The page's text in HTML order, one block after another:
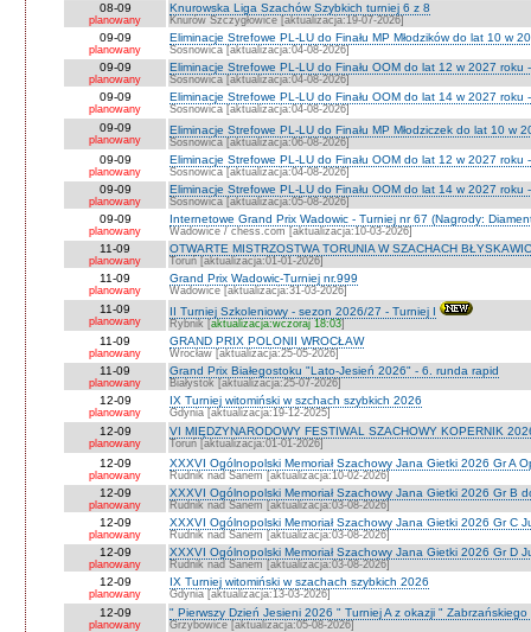
08-09
planowany
Knurowska Liga Szachów Szybkich turniej 6 z 8
Knurów Szczygłowice [aktualizacja:19-07-2026]
09-09
planowany
Eliminacje Strefowe PL-LU do Finału MP Młodzików do lat 10 w
Sosnowica [aktualizacja:04-08-2026]
09-09
planowany
Eliminacje Strefowe PL-LU do Finału OOM do lat 12 w 2027 roku
Sosnowica [aktualizacja:04-08-2026]
09-09
planowany
Eliminacje Strefowe PL-LU do Finału OOM do lat 14 w 2027 roku
Sosnowica [aktualizacja:04-08-2026]
09-09
planowany
Eliminacje Strefowe PL-LU do Finału MP Młodziczek do lat 10 w
Sosnowica [aktualizacja:06-08-2026]
09-09
planowany
Eliminacje Strefowe PL-LU do Finału OOM do lat 12 w 2027 roku
Sosnowica [aktualizacja:04-08-2026]
09-09
planowany
Eliminacje Strefowe PL-LU do Finału OOM do lat 14 w 2027 roku
Sosnowica [aktualizacja:05-08-2026]
09-09
planowany
Internetowe Grand Prix Wadowic - Turniej nr 67 (Nagrody:
Wadowice / chess.com [aktualizacja:10-03-2026]
11-09
planowany
OTWARTE MISTRZOSTWA TORUNIA W SZACHACH
Toruń [aktualizacja:01-01-2026]
11-09
planowany
Grand Prix Wadowic-Turniej nr.999
Wadowice [aktualizacja:31-03-2026]
11-09
planowany
II Turniej Szkoleniowy - sezon 2026/27 - Turniej I
Rybnik [aktualizacja:wczoraj 18:03]
11-09
planowany
GRAND PRIX POLONII WROCŁAW
Wrocław [aktualizacja:25-05-2026]
11-09
planowany
Grand Prix Białegostoku "Lato-Jesień 2026" - 6. runda rapid
Białystok [aktualizacja:25-07-2026]
12-09
planowany
IX Turniej witomiński w szchach szybkich 2026
Gdynia [aktualizacja:19-12-2025]
12-09
planowany
VI MIĘDZYNARODOWY FESTIWAL SZACHOWY KOPERNIK
Toruń [aktualizacja:01-01-2026]
12-09
planowany
XXXVI Ogólnopolski Memoriał Szachowy Jana Gietki 2026 Gr A
Rudnik nad Sanem [aktualizacja:10-02-2026]
12-09
planowany
XXXVI Ogólnopolski Memoriał Szachowy Jana Gietki 2026 Gr B
Rudnik nad Sanem [aktualizacja:03-08-2026]
12-09
planowany
XXXVI Ogólnopolski Memoriał Szachowy Jana Gietki 2026 Gr C
Rudnik nad Sanem [aktualizacja:03-08-2026]
12-09
planowany
XXXVI Ogólnopolski Memoriał Szachowy Jana Gietki 2026 Gr D
Rudnik nad Sanem [aktualizacja:03-08-2026]
12-09
planowany
IX Turniej witomiński w szachach szybkich 2026
Gdynia [aktualizacja:13-03-2026]
12-09
planowany
" Pierwszy Dzień Jesieni 2026 " Turniej A z okazji " Zabrzańskiego
Grzybowice [aktualizacja:05-08-2026]